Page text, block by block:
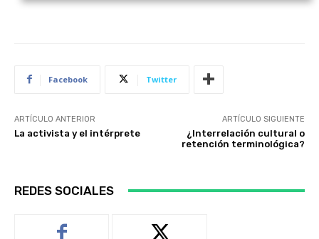
Facebook Twitter
ARTÍCULO ANTERIOR
La activista y el intérprete
ARTÍCULO SIGUIENTE
¿Interrelación cultural o
retención terminológica?
REDES SOCIALES